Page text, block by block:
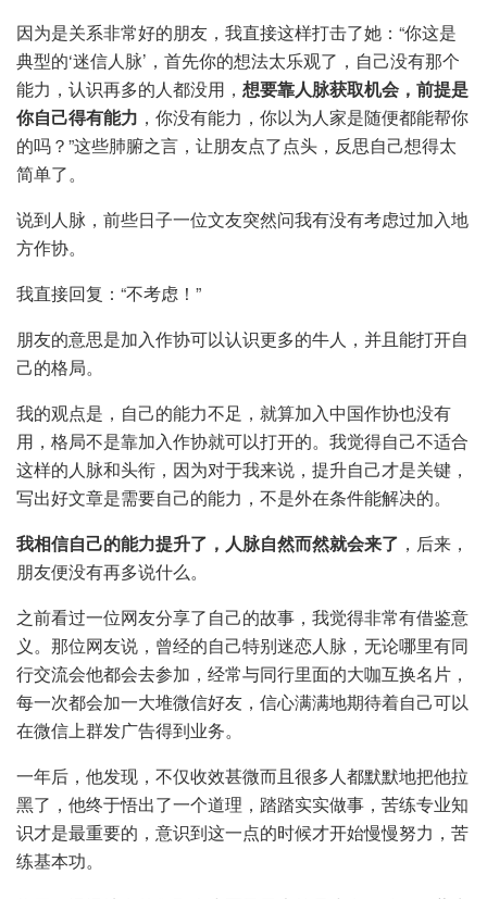
因为是关系非常好的朋友，我直接这样打击了她：“你这是
典型的‘迷信人脉’，首先你的想法太乐观了，自己没有那个
能力，认识再多的人都没用， 想要靠人脉获取机会，前提是
你自己得有能力 ，你没有能力，你以为人家是随便都能帮你
的吗？”这些肺腑之言，让朋友点了点头，反思自己想得太
简单了。
说到人脉，前些日子一位文友突然问我有没有考虑过加入地
方作协。
我直接回复：“不考虑！”
朋友的意思是加入作协可以认识更多的牛人，并且能打开自
己的格局。
我的观点是，自己的能力不足，就算加入中国作协也没有
用，格局不是靠加入作协就可以打开的。我觉得自己不适合
这样的人脉和头衔，因为对于我来说，提升自己才是关键，
写出好文章是需要自己的能力，不是外在条件能解决的。
我相信自己的能力提升了，人脉自然而然就会来了 ，后来，
朋友便没有再多说什么。
之前看过一位网友分享了自己的故事，我觉得非常有借鉴意
义。那位网友说，曾经的自己特别迷恋人脉，无论哪里有同
行交流会他都会去参加，经常与同行里面的大咖互换名片，
每一次都会加一大堆微信好友，信心满满地期待着自己可以
在微信上群发广告得到业务。
一年后，他发现，不仅收效甚微而且很多人都默默地把他拉
黑了，他终于悟出了一个道理，踏踏实实做事，苦练专业知
识才是最重要的，意识到这一点的时候才开始慢慢努力，苦
练基本功。